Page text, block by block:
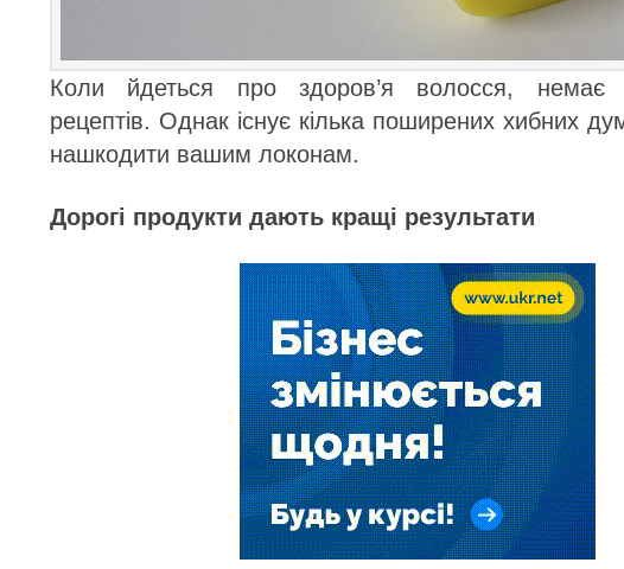
Коли йдеться про здоров’я волосся, немає
рецептів. Однак існує кілька поширених хибних
нашкодити вашим локонам.
Дорогі продукти дають кращі результати